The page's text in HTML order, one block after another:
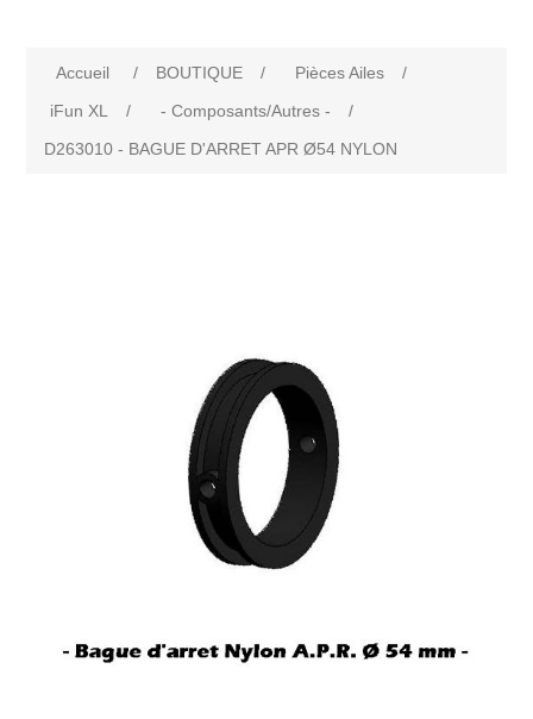
Accueil / BOUTIQUE / Pièces Ailes
/
iFun XL
/ - Composants/Autres -
/
D263010 - BAGUE D'ARRET APR Ø54 NYLON